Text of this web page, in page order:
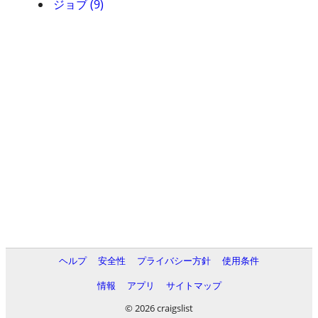
ジョブ (9)
ヘルプ 安全性 プライバシー方針
使用条件
情報
アプリ
サイトマップ
© 2026 craigslist